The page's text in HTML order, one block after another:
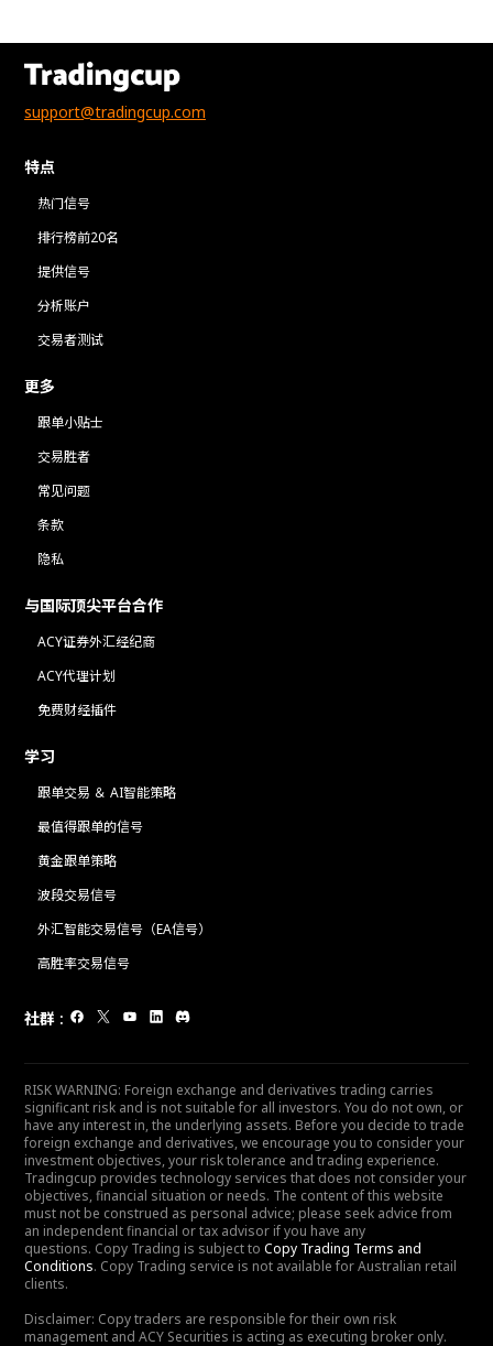
support@tradingcup.com
特点
热门信号
排行榜前20名
提供信号
分析账户
交易者测试
更多
跟单小贴士
交易胜者
常见问题
条款
隐私
与国际顶尖平台合作
ACY证券外汇经纪商
ACY代理计划
免费财经插件
学习
跟单交易 ＆ AI智能策略
最值得跟单的信号
黄金跟单策略
波段交易信号
外汇智能交易信号（EA信号）
高胜率交易信号
社群 :
RISK WARNING: Foreign exchange and derivatives trading carries
significant risk and is not suitable for all investors. You do not own, or
have any interest in, the underlying assets. Before you decide to trade
foreign exchange and derivatives, we encourage you to consider your
investment objectives, your risk tolerance and trading experience.
Tradingcup provides technology services that does not consider your
objectives, financial situation or needs. The content of this website
must not be construed as personal advice; please seek advice from
an independent financial or tax advisor if you have any
questions. Copy Trading is subject to Copy Trading Terms and
Conditions. Copy Trading service is not available for Australian retail
clients.
Disclaimer: Copy traders are responsible for their own risk
management and ACY Securities is acting as executing broker only.